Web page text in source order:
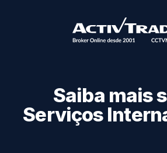
Saiba mais
Serviços